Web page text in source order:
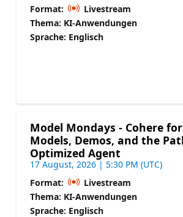
Format:
Livestream
Thema: KI-Anwendungen
Sprache: Englisch
Model Mondays - Cohere
Models, Demos, and the
Optimized Agent
17 August, 2026 | 5:30 PM (UTC)
Format:
Livestream
Thema: KI-Anwendungen
Sprache: Englisch